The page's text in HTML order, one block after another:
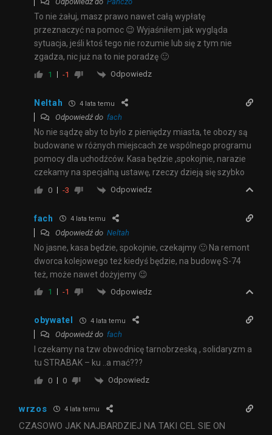
To nie żałuj, masz prawo nawet całą wypłatę
przeznaczyć na pomoc 😉 Wyjaśniłem jak wygląda
sytuacja, jeśli ktoś tego nie rozumie lub się z tym nie
zgadza, nic już na to nie poradzę 🙂
1 -1 Odpowiedz
Neltah 4 lata temu
Odpowiedź do fach
No nie sądzę aby to było z pieniędzy miasta, te obozy są
budowane w różnych miejscach ze wspólnego programu
pomocy dla uchodźców. Kasa będzie ,spokojnie, narazie
czekamy na specjalną ustawę, rzeczy dzieją się szybko
0 -3 Odpowiedz
fach 4 lata temu
Odpowiedź do Neltah
No jasne, kasa będzie, spokojnie, czekajmy 🙂 Na remont
dworca kolejowego też kiedyś będzie, na budowę S-74
też, może nawet dożyjemy 😉
1 -1 Odpowiedz
obywatel 4 lata temu
Odpowiedź do fach
I czekamy na tzw obwodnicę tarnobrzeską , solidaryzm a
tu STRABAK – ku ..a mać???
0 0 Odpowiedz
wrzos 4 lata temu
CZASOWO JAK NAJBARDZIEJ NA TAKI CEL SIE ON